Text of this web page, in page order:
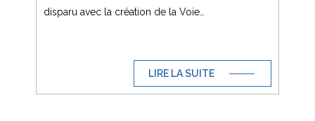
disparu avec la création de la Voie…
LIRE LA SUITE